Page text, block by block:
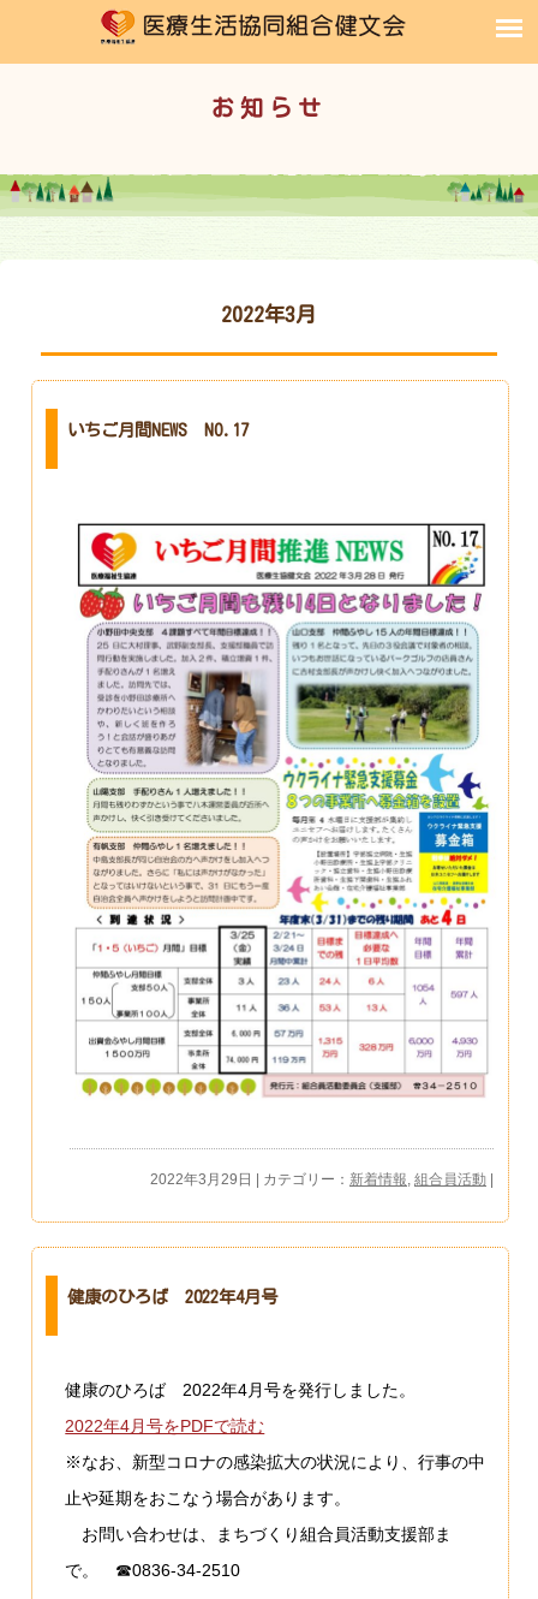
お知らせ
2022年3月
いちご月間NEWS NO.17
2022年3月29日 | カテゴリー： 新着情報, 組合員活動
健康のひろば 2022年4月号
健康のひろば 2022年4月号を発行しました。
2022年4月号をPDFで読む
※なお、新型コロナの感染拡大の状況により、行事の中
止や延期をおこなう場合があります。
お問い合わせは、まちづくり組合員活動支援部ま
で。 ☎0836-34-2510